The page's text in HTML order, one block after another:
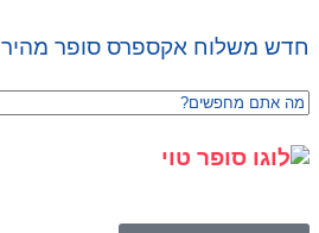
חדש משלוח אקספרס סופר מהיר